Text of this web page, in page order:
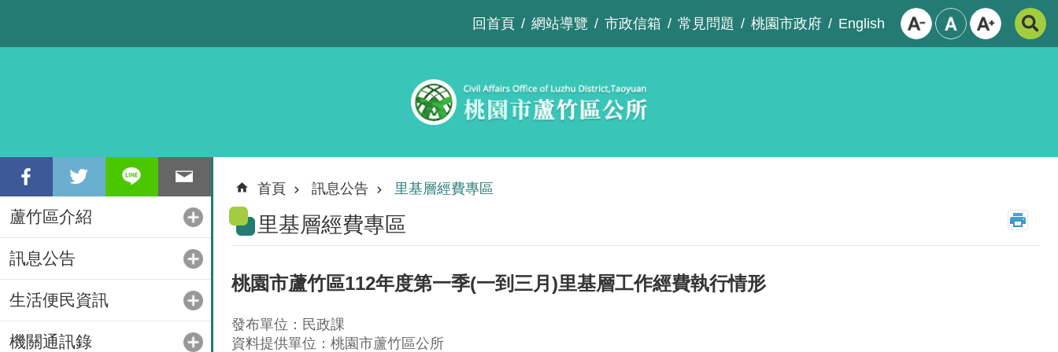
回首頁 網站導覽 市政信箱 常見問題 桃園市政府 English
蘆竹區介紹
訊息公告
生活便民資訊
機關通訊錄
首頁 訊息公告 里基層經費專區
里基層經費專區
桃園市蘆竹區112年度第一季(一到三月)里基層工作經費執行情形
發布單位：民政課
資料提供單位：桃園市蘆竹區公所